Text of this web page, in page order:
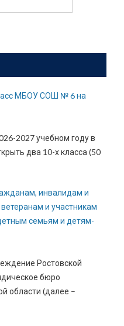
МБОУ СОШ № 6 на
2027 учебном году в
два 10-х класса (50
инвалидам и
и участникам
семьям и детям-
Ростовской
бюро
области (далее –